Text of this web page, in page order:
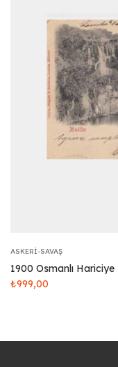
ASKERI-SAVAŞ
1900 Osmanlı
₺999,00